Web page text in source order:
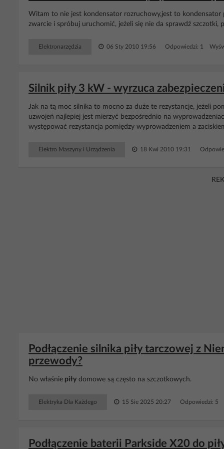
Witam to nie jest kondensator rozruchowy,jest to kondensator
zwarcie i spróbuj uruchomić, jeżeli się nie da sprawdź szczotki,
Elektronarzędzia 06 Sty 2010 19:56 Odpowiedzi: 1
Silnik piły 3 kW - wyrzuca
Jak na tą moc silnika to mocno za duże te rezystancje, jeżeli
uzwojeń najlepiej jest mierzyć bezpośrednio na
występować rezystancja pomiędzy wyprowadzeniem a
Elektro Maszyny i Urządzenia 18 Kwi 2010 19:31
Podłączenie silnika piły tarczowej z
przewody?
No właśnie piły domowe są często na szczotkowych.
Elektryka Dla Każdego 15 Sie 2025 20:27 Odpowiedzi: 5
Podłączenie baterii Parkside X20 do